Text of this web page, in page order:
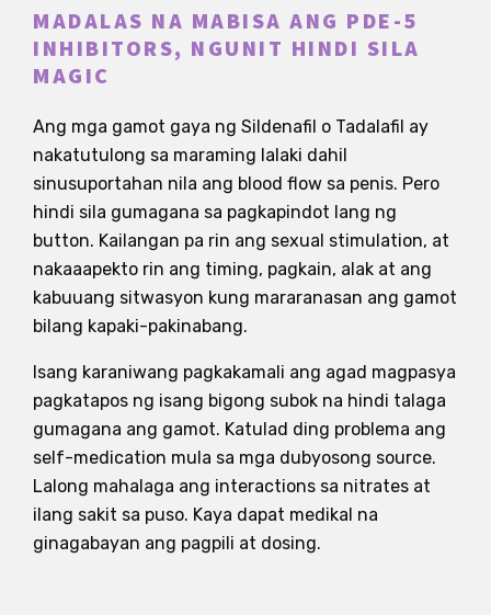
MADALAS NA MABISA ANG PDE-5
INHIBITORS, NGUNIT HINDI SILA
MAGIC
Ang mga gamot gaya ng Sildenafil o Tadalafil ay
nakatutulong sa maraming lalaki dahil
sinusuportahan nila ang blood flow sa penis. Pero
hindi sila gumagana sa pagkapindot lang ng
button. Kailangan pa rin ang sexual stimulation, at
nakaaapekto rin ang timing, pagkain, alak at ang
kabuuang sitwasyon kung mararanasan ang gamot
bilang kapaki-pakinabang.
Isang karaniwang pagkakamali ang agad magpasya
pagkatapos ng isang bigong subok na hindi talaga
gumagana ang gamot. Katulad ding problema ang
self-medication mula sa mga dubyosong source.
Lalong mahalaga ang interactions sa nitrates at
ilang sakit sa puso. Kaya dapat medikal na
ginagabayan ang pagpili at dosing.